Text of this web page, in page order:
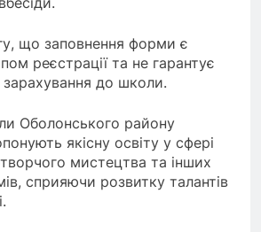
що заповнення форми є
реєстрації та не гарантує
до школи.
Оболонського району
якісну освіту у сфері
мистецтва та інших
сприяючи розвитку талантів